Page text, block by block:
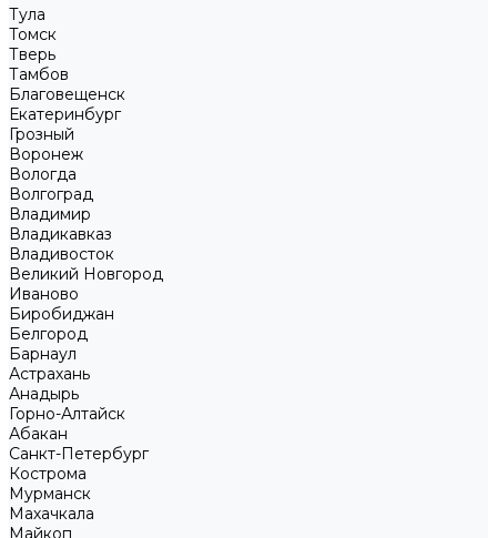
Тула
Томск
Тверь
Тамбов
Благовещенск
Екатеринбург
Грозный
Воронеж
Вологда
Волгоград
Владимир
Владикавказ
Владивосток
Великий Новгород
Иваново
Биробиджан
Белгород
Барнаул
Астрахань
Анадырь
Горно-Алтайск
Абакан
Санкт-Петербург
Кострома
Мурманск
Махачкала
Майкоп